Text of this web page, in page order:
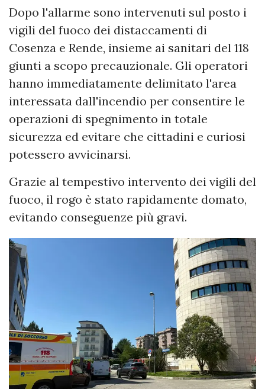
Dopo l'allarme sono intervenuti sul posto i
vigili del fuoco dei distaccamenti di
Cosenza e Rende, insieme ai sanitari del 118
giunti a scopo precauzionale. Gli operatori
hanno immediatamente delimitato l'area
interessata dall'incendio per consentire le
operazioni di spegnimento in totale
sicurezza ed evitare che cittadini e curiosi
potessero avvicinarsi.
Grazie al tempestivo intervento dei vigili del
fuoco, il rogo è stato rapidamente domato,
evitando conseguenze più gravi.